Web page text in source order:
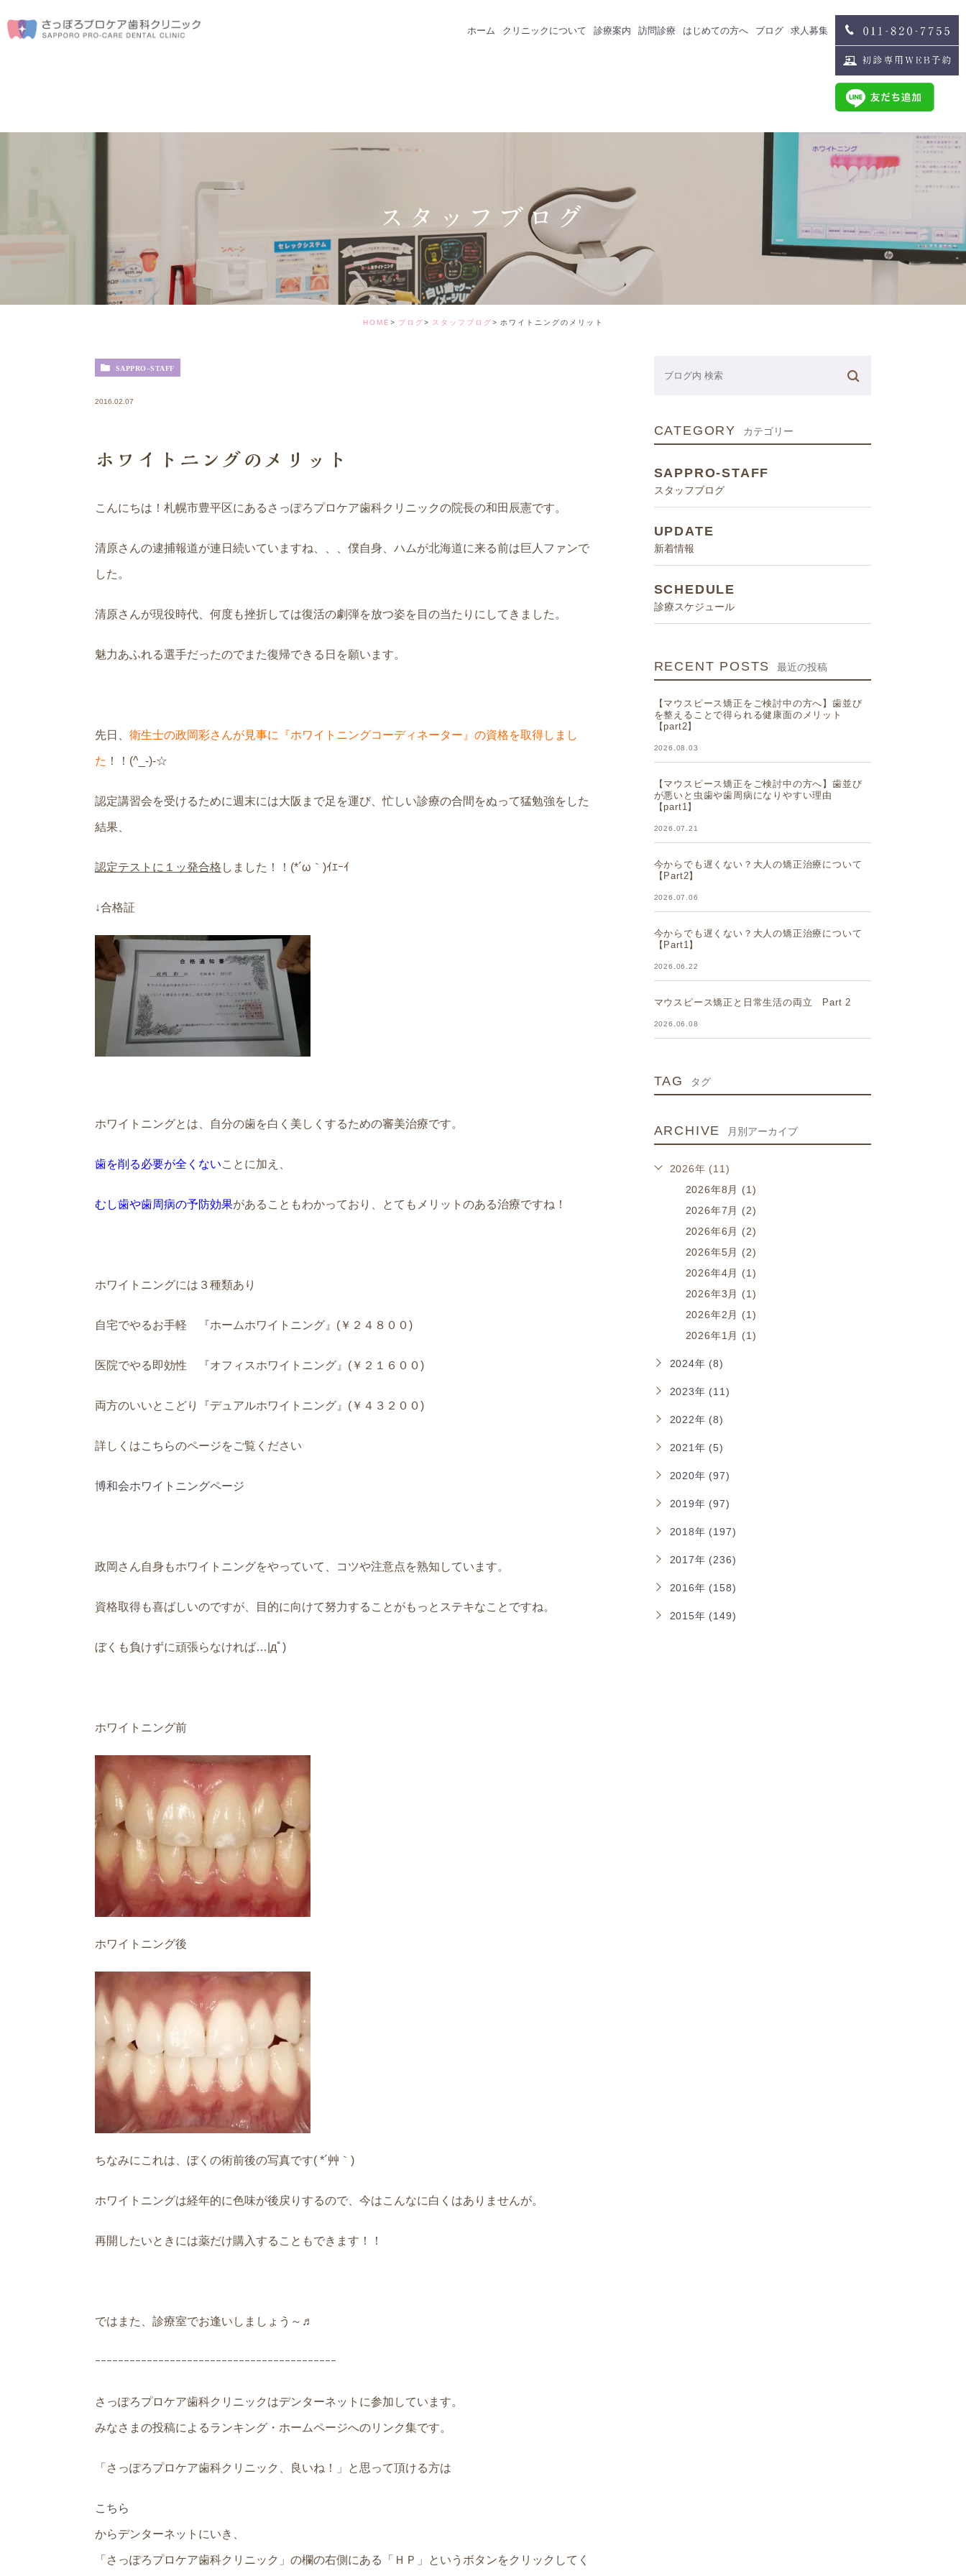
ホーム クリニックについて 診療案内
矯正治療
ホワイトニング
デンタルコーディネーター
訪問診療 はじめての方へ ブログ 求人募集
歯科衛生士募集
スタッフインタビュー
スタッフブログ
HOME ブログ スタッフブログ ホワイトニングのメリット
SAPPRO-STAFF
2016.02.07
ホワイトニングのメリット
こんにちは！札幌市豊平区にあるさっぽろプロケア歯科クリニックの院長の和田辰憲です。
清原さんの逮捕報道が連日続いていますね、、、僕自身、ハムが北海道に来る前は巨人ファンで
した。
清原さんが現役時代、何度も挫折しては復活の劇弾を放つ姿を目の当たりにしてきました。
魅力あふれる選手だったのでまた復帰できる日を願います。
先日、 衛生士の政岡彩さんが見事に『ホワイトニングコーディネーター』の資格を取得しまし
た ！！(^_-)-☆
認定講習会を受けるために週末には大阪まで足を運び、忙しい診療の合間をぬって猛勉強をした
結果、
認定テストに１ッ発合格 しました！！(*´ω｀)ｲｴｰｲ
↓合格証
ホワイトニングとは、自分の歯を白く美しくするための審美治療です。
歯を削る必要が全くないことに加え、
むし歯や歯周病の予防効果があることもわかっており、とてもメリットのある治療ですね！
ホワイトニングには３種類あり
自宅でやるお手軽 『ホームホワイトニング』(￥２４８００)
医院でやる即効性 『オフィスホワイトニング』(￥２１６００)
両方のいいとこどり『デュアルホワイトニング』(￥４３２００)
詳しくはこちらのページをご覧ください
博和会ホワイトニングページ
政岡さん自身もホワイトニングをやっていて、コツや注意点を熟知しています。
資格取得も喜ばしいのですが、目的に向けて努力することがもっとステキなことですね。
ぼくも負けずに頑張らなければ…|дﾟ)
ホワイトニング前
ホワイトニング後
ちなみにこれは、ぼくの術前後の写真です( *´艸｀)
ホワイトニングは経年的に色味が後戻りするので、今はこんなに白くはありませんが。
再開したいときには薬だけ購入することもできます！！
ではまた、診療室でお逢いしましょう～♬
ｰｰｰｰｰｰｰｰｰｰｰｰｰｰｰｰｰｰｰｰｰｰｰｰｰｰｰｰｰｰｰｰｰｰｰｰｰｰｰｰｰｰ
さっぽろプロケア歯科クリニックはデンターネットに参加しています。
みなさまの投稿によるランキング・ホームページへのリンク集です。
「さっぽろプロケア歯科クリニック、良いね！」と思って頂ける方は
こちら
からデンターネットにいき、
「さっぽろプロケア歯科クリニック」の欄の右側にある「ＨＰ」というボタンをクリックしてく
CATEGORY カテゴリー
SAPPRO-STAFF
スタッフブログ
UPDATE
新着情報
SCHEDULE
診療スケジュール
RECENT POSTS 最近の投稿
【マウスピース矯正をご検討中の方へ】歯並び
を整えることで得られる健康面のメリット
【part2】
2026.08.03
【マウスピース矯正をご検討中の方へ】歯並び
が悪いと虫歯や歯周病になりやすい理由
【part1】
2026.07.21
今からでも遅くない？大人の矯正治療について
【Part2】
2026.07.06
今からでも遅くない？大人の矯正治療について
【Part1】
2026.06.22
マウスピース矯正と日常生活の両立 Part 2
2026.06.08
TAG タグ
ARCHIVE 月別アーカイブ
2026年 (11)
2026年8月 (1)
2026年7月 (2)
2026年6月 (2)
2026年5月 (2)
2026年4月 (1)
2026年3月 (1)
2026年2月 (1)
2026年1月 (1)
2024年 (8)
2023年 (11)
2022年 (8)
2021年 (5)
2020年 (97)
2019年 (97)
2018年 (197)
2017年 (236)
2016年 (158)
2015年 (149)